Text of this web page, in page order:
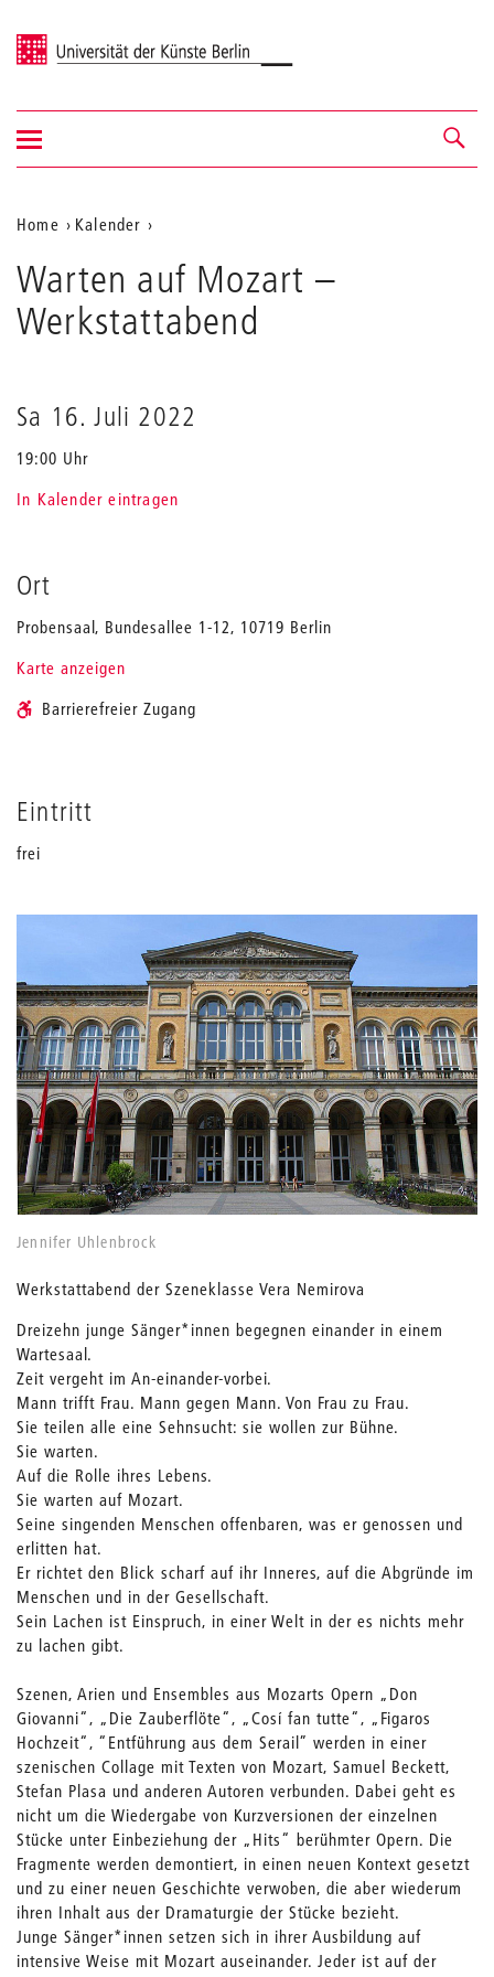
Universität der Künste Berlin
Navigation &
Suche
Navigation
ein-/ausblenden
Aktuelle
Position
auf
der
Home
Kalender
auf
Mozart
Warten auf Mozart –
Werkstattabend
Sa 16. Juli 2022
19:00 Uhr
In Kalender eintragen
Ort
Probensaal, Bundesallee 1-12, 10719 Berlin
Karte anzeigen
Barrierefreier Zugang
Eintritt
frei
Jennifer Uhlenbrock
Werkstattabend der Szeneklasse Vera Nemirova
Dreizehn junge Sänger*innen begegnen einander in einem
Wartesaal.
Zeit vergeht im An-einander-vorbei.
Mann trifft Frau. Mann gegen Mann. Von Frau zu Frau.
Sie teilen alle eine Sehnsucht: sie wollen zur Bühne.
Sie warten.
Auf die Rolle ihres Lebens.
Sie warten auf Mozart.
Seine singenden Menschen offenbaren, was er genossen und
erlitten hat.
Er richtet den Blick scharf auf ihr Inneres, auf die Abgründe im
Menschen und in der Gesellschaft.
Sein Lachen ist Einspruch, in einer Welt in der es nichts mehr
zu lachen gibt.
Szenen, Arien und Ensembles aus Mozarts Opern „Don
Giovanni“, „Die Zauberflöte“, „Cosí fan tutte“, „Figaros
Hochzeit“, “Entführung aus dem Serail” werden in einer
szenischen Collage mit Texten von Mozart, Samuel Beckett,
Stefan Plasa und anderen Autoren verbunden. Dabei geht es
nicht um die Wiedergabe von Kurzversionen der einzelnen
Stücke unter Einbeziehung der „Hits“ berühmter Opern. Die
Fragmente werden demontiert, in einen neuen Kontext gesetzt
und zu einer neuen Geschichte verwoben, die aber wiederum
ihren Inhalt aus der Dramaturgie der Stücke bezieht.
Junge Sänger*innen setzen sich in ihrer Ausbildung auf
intensive Weise mit Mozart auseinander. Jeder ist auf der